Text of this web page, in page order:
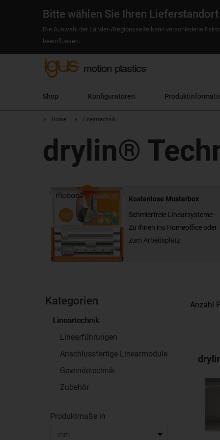
Bitte wählen Sie Ihren Lieferstandort
Die Auswahl der Länder-/Regionsseite kann verschiedene
beeinflussen.
Shop Konfiguratoren
Home Lineartechnik
drylin®
Kostenlose Musterbox
Schmierfreie Linearsysteme -
Zu Ihnen ins Homeoffice oder
zum Arbeitsplatz
Kategorien
Lineartechnik
Linearführungen
Anschlussfertige Linearmodule
Gewindetechnik
Zubehör
Produktmaße in
Anzahl